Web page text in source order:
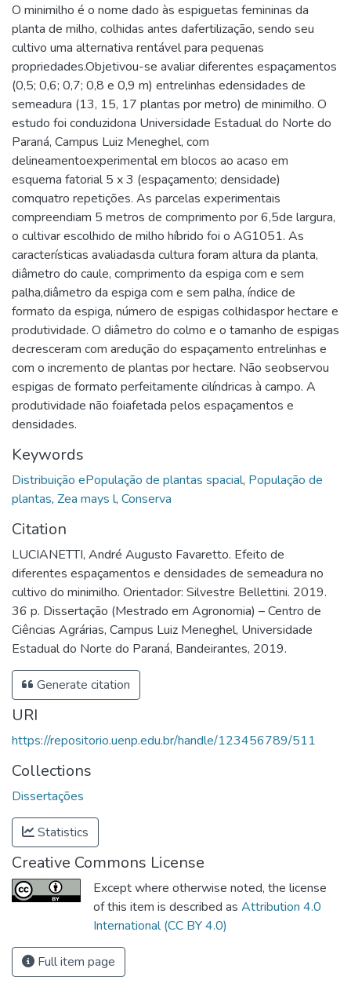
O minimilho é o nome dado às espiguetas femininas da
planta de milho, colhidas antes dafertilização, sendo seu
cultivo uma alternativa rentável para pequenas
propriedades.Objetivou-se avaliar diferentes espaçamentos
(0,5; 0,6; 0,7; 0,8 e 0,9 m) entrelinhas edensidades de
semeadura (13, 15, 17 plantas por metro) de minimilho. O
estudo foi conduzidona Universidade Estadual do Norte do
Paraná, Campus Luiz Meneghel, com
delineamentoexperimental em blocos ao acaso em
esquema fatorial 5 x 3 (espaçamento; densidade)
comquatro repetições. As parcelas experimentais
compreendiam 5 metros de comprimento por 6,5de largura,
o cultivar escolhido de milho híbrido foi o AG1051. As
características avaliadasda cultura foram altura da planta,
diâmetro do caule, comprimento da espiga com e sem
palha,diâmetro da espiga com e sem palha, índice de
formato da espiga, número de espigas colhidaspor hectare e
produtividade. O diâmetro do colmo e o tamanho de espigas
decresceram com aredução do espaçamento entrelinhas e
com o incremento de plantas por hectare. Não seobservou
espigas de formato perfeitamente cilíndricas à campo. A
produtividade não foiafetada pelos espaçamentos e
densidades.
Keywords
Distribuição ePopulação de plantas spacial, População de
plantas, Zea mays l, Conserva
Citation
LUCIANETTI, André Augusto Favaretto. Efeito de
diferentes espaçamentos e densidades de semeadura no
cultivo do minimilho. Orientador: Silvestre Bellettini. 2019.
36 p. Dissertação (Mestrado em Agronomia) – Centro de
Ciências Agrárias, Campus Luiz Meneghel, Universidade
Estadual do Norte do Paraná, Bandeirantes, 2019.
Generate citation
URI
https://repositorio.uenp.edu.br/handle/123456789/511
Collections
Dissertações
Statistics
Creative Commons License
Except where otherwise noted, the license
of this item is described as Attribution 4.0
International (CC BY 4.0)
Full item page